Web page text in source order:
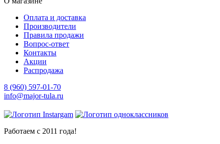
Оплата и доставка
Производители
Правила продажи
Вопрос-ответ
Контакты
Акции
Распродажа
8 (960) 597-01-70
info@major-tula.ru
Работаем с 2011 года!